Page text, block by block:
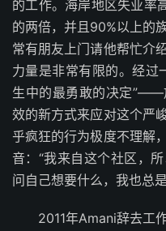
的工作。海岸地区失业率
的两倍，并且90%以上的
常有朋友上门请他帮忙介
力量是非常有限的。经过
生中的最勇敢的决定”——
效的新方式来应对这个严
乎疯狂的行为极度不理解
音：“我来自这个社区，
问自己想要什么，我也总
2011年Amani辞去工